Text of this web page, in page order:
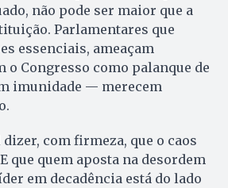
não pode ser maior que a
Parlamentares que
essenciais, ameaçam
o Congresso como palanque de
imunidade — merecem
com firmeza, que o caos
que quem aposta na desordem
em decadência está do lado